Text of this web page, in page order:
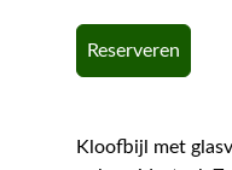
Reserveren
Kloofbijl met